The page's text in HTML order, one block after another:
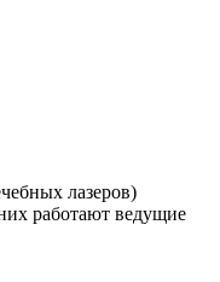
лазеров)
работают ведущие